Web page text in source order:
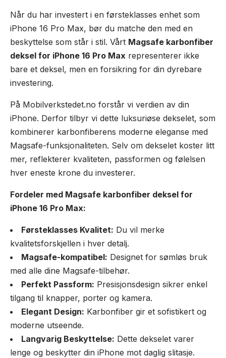
Når du har investert i en førsteklasses enhet som
iPhone 16 Pro Max, bør du matche den med en
beskyttelse som står i stil. Vårt Magsafe karbonfiber
deksel for iPhone 16 Pro Max representerer ikke
bare et deksel, men en forsikring for din dyrebare
investering.
På Mobilverkstedet.no forstår vi verdien av din
iPhone. Derfor tilbyr vi dette luksuriøse dekselet, som
kombinerer karbonfiberens moderne eleganse med
Magsafe-funksjonaliteten. Selv om dekselet koster litt
mer, reflekterer kvaliteten, passformen og følelsen
hver eneste krone du investerer.
Fordeler med Magsafe karbonfiber deksel for
iPhone 16 Pro Max:
Førsteklasses Kvalitet: Du vil merke
kvalitetsforskjellen i hver detalj.
Magsafe-kompatibel: Designet for sømløs bruk
med alle dine Magsafe-tilbehør.
Perfekt Passform: Presisjonsdesign sikrer enkel
tilgang til knapper, porter og kamera.
Elegant Design: Karbonfiber gir et sofistikert og
moderne utseende.
Langvarig Beskyttelse: Dette dekselet varer
lenge og beskytter din iPhone mot daglig slitasje.